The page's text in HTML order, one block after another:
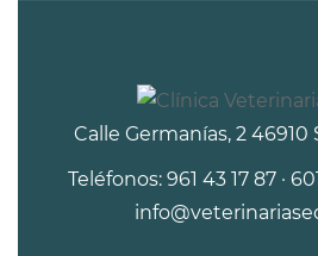
Calle Germanías, 2 46910
Teléfonos: 961 43 17 87 ·